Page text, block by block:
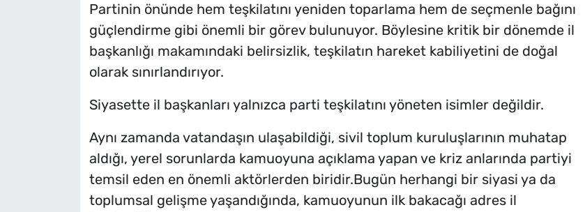
Partinin önünde hem teşkilatını yeniden toparlama hem de seçmenle bağını
güçlendirme gibi önemli bir görev bulunuyor. Böylesine kritik bir dönemde il
başkanlığı makamındaki belirsizlik, teşkilatın hareket kabiliyetini de doğal
olarak sınırlandırıyor.
Siyasette il başkanları yalnızca parti teşkilatını yöneten isimler değildir.
Aynı zamanda vatandaşın ulaşabildiği, sivil toplum kuruluşlarının muhatap
aldığı, yerel sorunlarda kamuoyuna açıklama yapan ve kriz anlarında partiyi
temsil eden en önemli aktörlerden biridir.Bugün herhangi bir siyasi ya da
toplumsal gelişme yaşandığında, kamuoyunun ilk bakacağı adres il